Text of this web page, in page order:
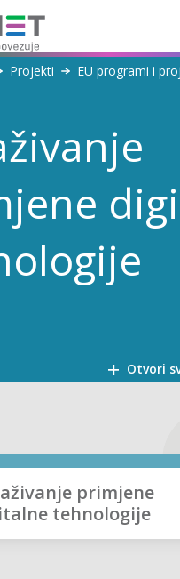
Projekti EU programi i
+ Otvori
primjene
tehnologije